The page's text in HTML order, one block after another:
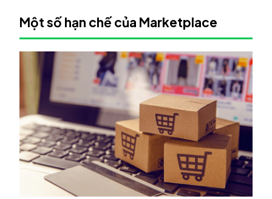
Một số hạn chế của Marketplace